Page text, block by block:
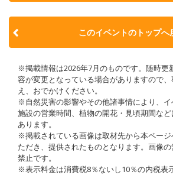
このイベントのトップへ
※掲載情報は2026年7月のものです。随時更
容が変更となっている場合がありますので
え、おでかけください。
※自然災害の影響やその他諸事情により、イ
施設の営業時間、植物の開花・見頃期間な
あります。
※掲載されている画像は取材先から本ペー
ただき、提供されたものとなります。画像
禁止です。
※表示料金は消費税8％ないし10％の内税表